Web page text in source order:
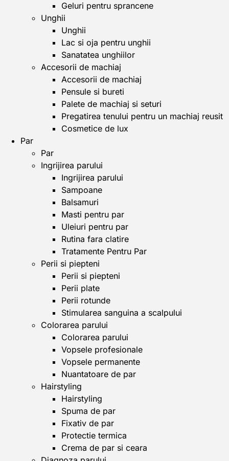
Geluri pentru sprancene
Unghii
Unghii
Lac si oja pentru unghii
Sanatatea unghiilor
Accesorii de machiaj
Accesorii de machiaj
Pensule si bureti
Palete de machiaj si seturi
Pregatirea tenului pentru un machiaj reusit
Cosmetice de lux
Par
Par
Ingrijirea parului
Ingrijirea parului
Sampoane
Balsamuri
Masti pentru par
Uleiuri pentru par
Rutina fara clatire
Tratamente Pentru Par
Perii si piepteni
Perii si piepteni
Perii plate
Perii rotunde
Stimularea sanguina a scalpului
Colorarea parului
Colorarea parului
Vopsele profesionale
Vopsele permanente
Nuantatoare de par
Hairstyling
Hairstyling
Spuma de par
Fixativ de par
Protectie termica
Crema de par si ceara